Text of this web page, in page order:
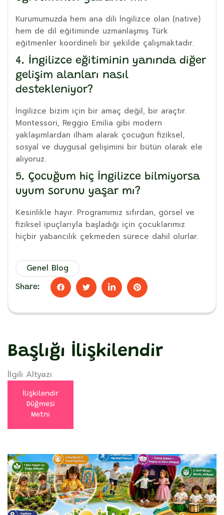
Kurumumuzda hem ana dili İngilizce olan (native)
hem de dil eğitiminde uzmanlaşmış Türk
eğitmenler koordineli bir şekilde çalışmaktadır.
4. İngilizce eğitiminin yanında diğer
gelişim alanları nasıl
destekleniyor?
İngilizce bizim için bir amaç değil, bir araçtır.
Montessori, Reggio Emilia gibi modern
yaklaşımlardan ilham alarak çocuğun fiziksel,
sosyal ve duygusal gelişimini bir bütün olarak ele
alıyoruz.
5. Çocuğum hiç İngilizce bilmiyorsa
uyum sorunu yaşar mı?
Kesinlikle hayır. Programımız sıfırdan, görsel ve
fiziksel ipuçlarıyla başladığı için çocuklarımız
hiçbir yabancılık çekmeden sürece dahil olurlar.
Genel Blog
Share:
Başlığı İlişkilendir
İlgili Altyazı
İlişkilendir
Düğmesi
Metni